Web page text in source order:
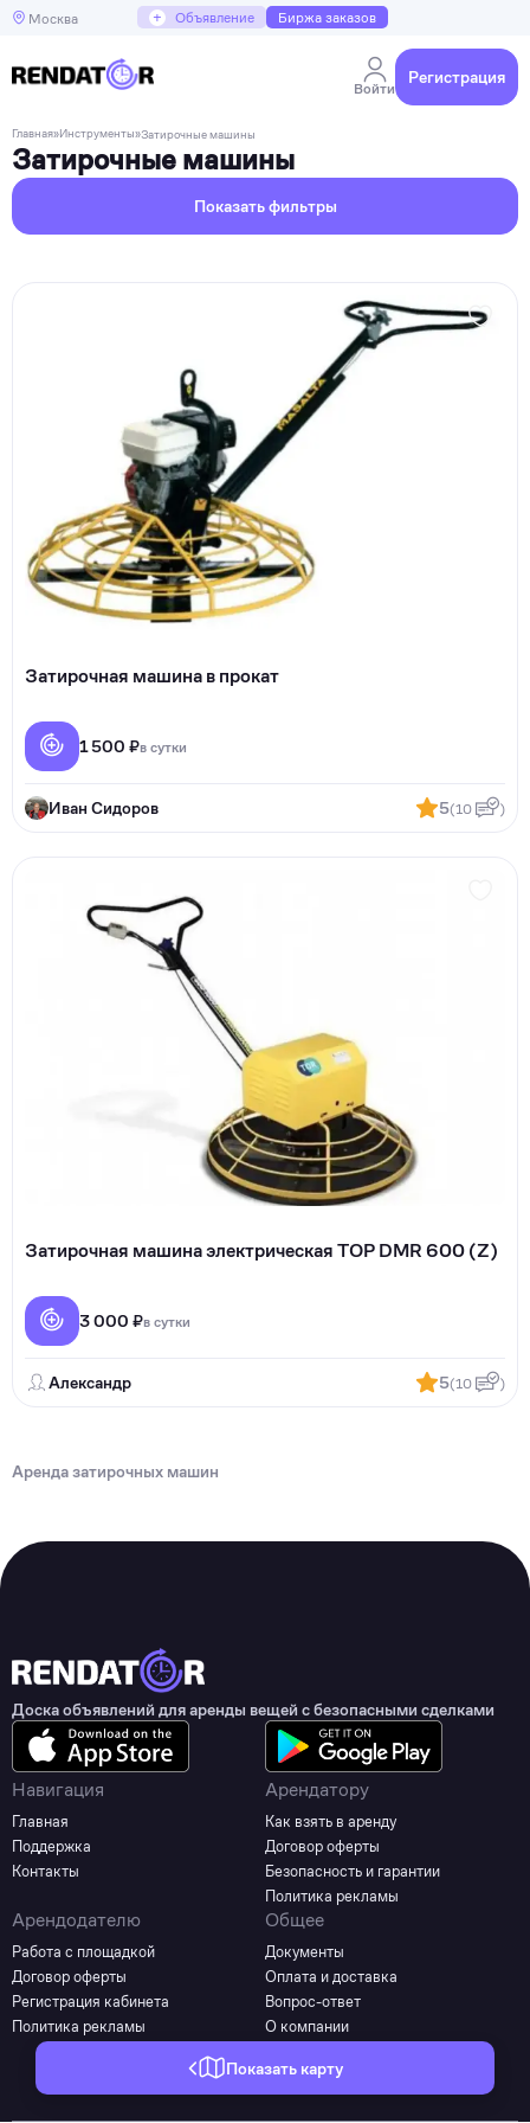
Москва + Объявление Биржа заказов
Войти
Регистрация
Главная»Инструменты»Затирочные машины
Затирочные машины
Показать карту
Показать фильтры
Затирочная машина в прокат
1 500 ₽в сутки
Иван Сидоров 5(10 )
Затирочная машина электрическая TOP DMR 600 (Z)
3 000 ₽в сутки
Александр 5(10 )
Аренда затирочных машин
Доска объявлений для аренды вещей с безопасными сделками
Навигация
Главная
Поддержка
Контакты
Арендатору
Как взять в аренду
Договор оферты
Безопасность и гарантии
Политика рекламы
Арендодателю
Работа с площадкой
Договор оферты
Регистрация кабинета
Политика рекламы
Общее
Документы
Оплата и доставка
Вопрос-ответ
О компании